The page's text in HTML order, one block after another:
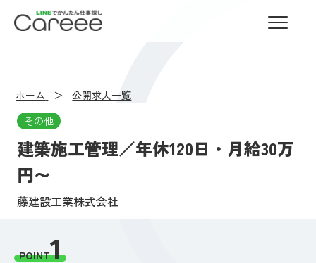
LINEでかんたん仕事探し Careee
ホーム
公開求人一覧
その他
建築施工管理／年休120日・月給30万
円〜
藤建設工業株式会社
POINT1